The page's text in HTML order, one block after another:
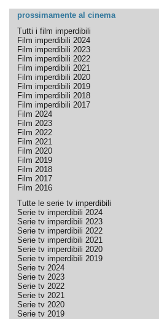
prossimamente al cinema
Tutti i film imperdibili
Film imperdibili 2024
Film imperdibili 2023
Film imperdibili 2022
Film imperdibili 2021
Film imperdibili 2020
Film imperdibili 2019
Film imperdibili 2018
Film imperdibili 2017
Film 2024
Film 2023
Film 2022
Film 2021
Film 2020
Film 2019
Film 2018
Film 2017
Film 2016
Tutte le serie tv imperdibili
Serie tv imperdibili 2024
Serie tv imperdibili 2023
Serie tv imperdibili 2022
Serie tv imperdibili 2021
Serie tv imperdibili 2020
Serie tv imperdibili 2019
Serie tv 2024
Serie tv 2023
Serie tv 2022
Serie tv 2021
Serie tv 2020
Serie tv 2019